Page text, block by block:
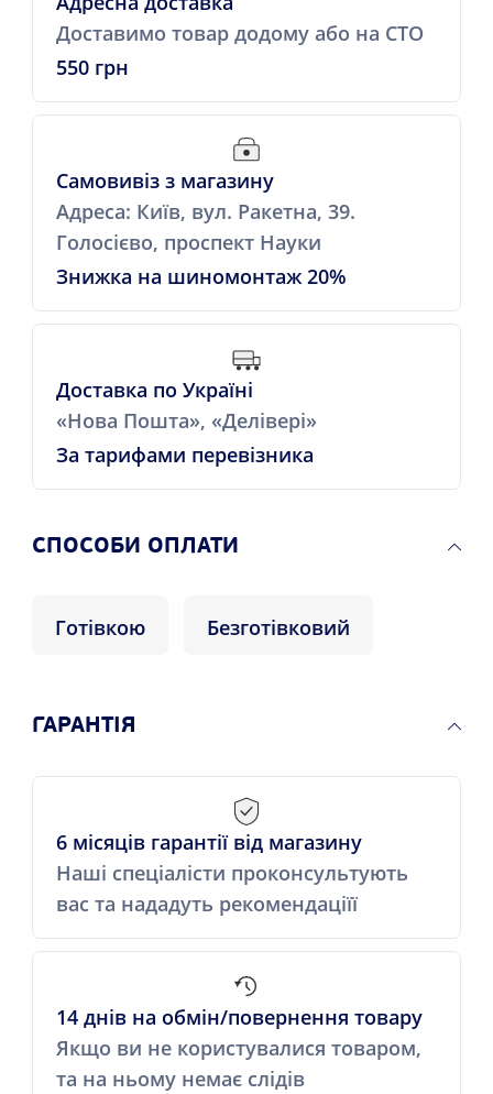
Доставимо товар додому або на СТО
550 грн
Самовивіз з магазину
Адреса: Київ, вул. Ракетна, 39.
Голосієво, проспект Науки
Знижка на шиномонтаж 20%
Доставка по Україні
«Нова Пошта», «Делівері»
За тарифами перевізника
СПОСОБИ ОПЛАТИ
Готівкою Безготівковий
ГАРАНТІЯ
6 місяців гарантії від магазину
Наші спеціалісти проконсультують
вас та нададуть рекомендаціїї
14 днів на обмін/повернення товару
Якщо ви не користувалися товаром,
та на ньому немає слідів